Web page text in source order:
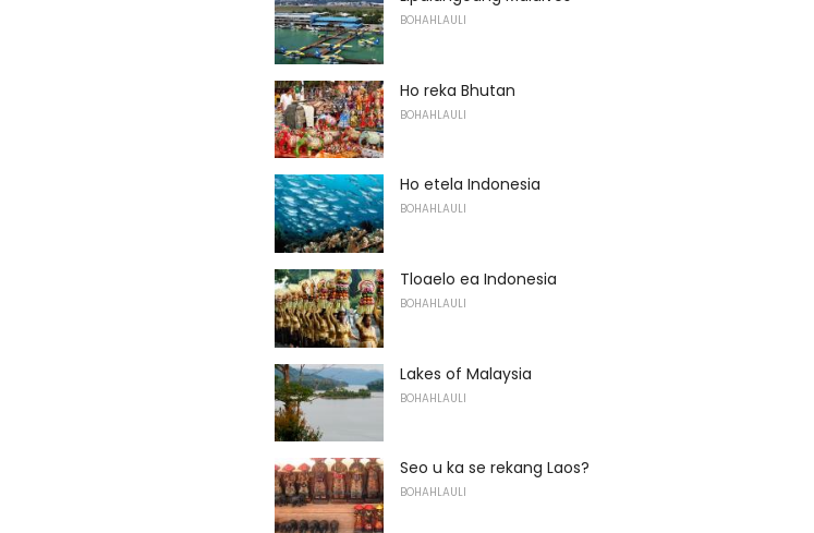
BOHAHLAULI
Ho reka Bhutan
BOHAHLAULI
Ho etela Indonesia
BOHAHLAULI
Tloaelo ea Indonesia
BOHAHLAULI
Lakes of Malaysia
BOHAHLAULI
Seo u ka se rekang Laos?
BOHAHLAULI